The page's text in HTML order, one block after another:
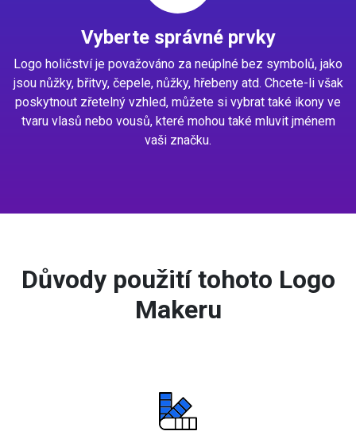
Vyberte správné prvky
Logo holičství je považováno za neúplné bez symbolů, jako
jsou nůžky, břitvy, čepele, nůžky, hřebeny atd. Chcete-li však
poskytnout zřetelný vzhled, můžete si vybrat také ikony ve
tvaru vlasů nebo vousů, které mohou také mluvit jménem
vaši značku.
Důvody použití tohoto Logo
Makeru